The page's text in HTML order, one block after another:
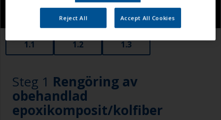
1.1 1.2 1.3
Steg 1 Rengöring av
obehandlad
epoxikomposit/kolfiber
Reject All Accept All Cookies